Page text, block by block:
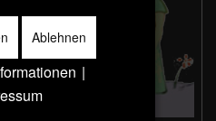
Ablehnen
|